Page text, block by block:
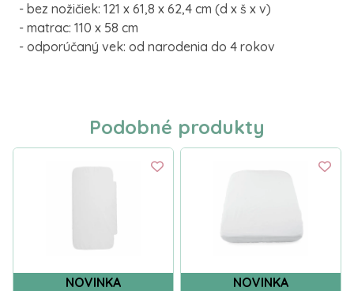
- bez nožičiek: 121 x 61,8 x 62,4 cm (d x š x v)
- matrac: 110 x 58 cm
- odporúčaný vek: od narodenia do 4 rokov
Podobné produkty
NOVINKA NOVINKA